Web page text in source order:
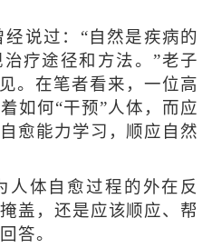
说过：“自然是疾病的
疗途径和方法。”老子
。在笔者看来，一位高
如何“干预”人体，而应
愈能力学习，顺应自然
体自愈过程的外在反
盖，还是应该顺应、帮
答。